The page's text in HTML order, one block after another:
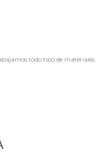
todo tipo de materiales.